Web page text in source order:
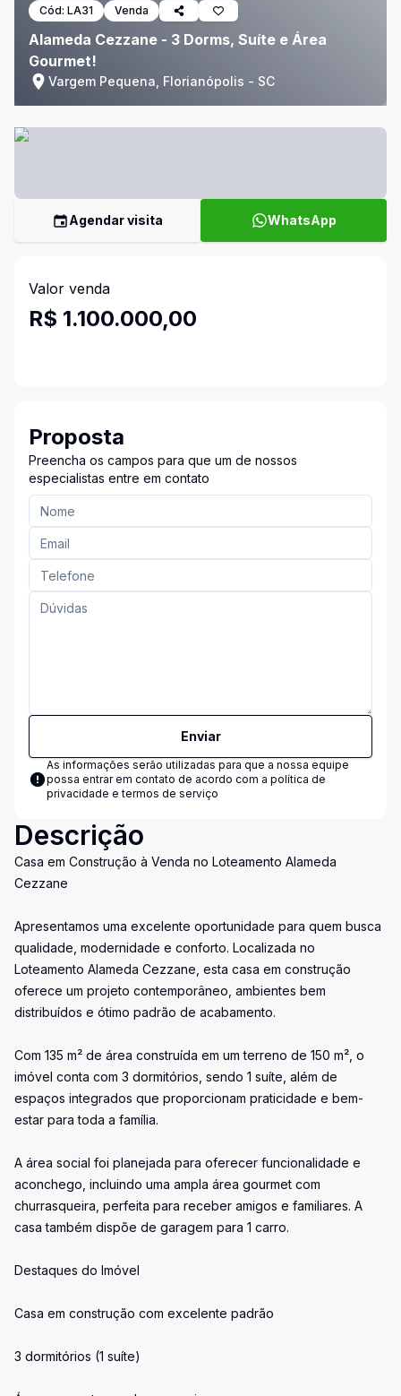
Cód: LA31 Venda
Alameda Cezzane - 3 Dorms, Suíte e Área
Gourmet!
Vargem Pequena, Florianópolis - SC
Agendar visita WhatsApp
Valor venda
R$ 1.100.000,00
Proposta
Preencha os campos para que um de nossos
especialistas entre em contato
Enviar
As informações serão utilizadas para que a nossa equipe
possa entrar em contato de acordo com a política de
privacidade e termos de serviço
Descrição
Casa em Construção à Venda no Loteamento Alameda
Cezzane
Apresentamos uma excelente oportunidade para quem busca
qualidade, modernidade e conforto. Localizada no
Loteamento Alameda Cezzane, esta casa em construção
oferece um projeto contemporâneo, ambientes bem
distribuídos e ótimo padrão de acabamento.
Com 135 m² de área construída em um terreno de 150 m², o
imóvel conta com 3 dormitórios, sendo 1 suíte, além de
espaços integrados que proporcionam praticidade e bem-
estar para toda a família.
A área social foi planejada para oferecer funcionalidade e
aconchego, incluindo uma ampla área gourmet com
churrasqueira, perfeita para receber amigos e familiares. A
casa também dispõe de garagem para 1 carro.
Destaques do Imóvel
Casa em construção com excelente padrão
3 dormitórios (1 suíte)